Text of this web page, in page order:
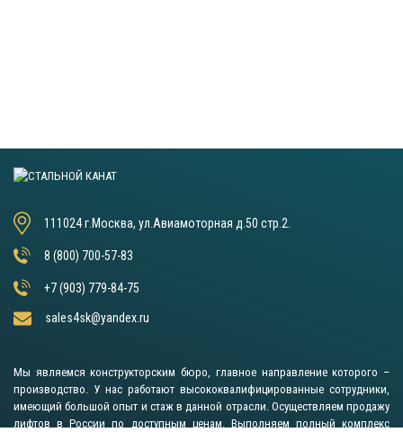
111024 г.Москва, ул.Авиамоторная д.50 стр.2.
8 (800) 700-57-83
+7 (903) 779-84-75
sales4sk@yandex.ru
Мы являемся конструкторским бюро, главное направление которого –
производство. У нас работают высококвалифицированные сотрудники,
имеющий большой опыт и стаж в данной отрасли. Осуществляем продажу
лифтов в России по доступным ценам. Выполняем полный комплекс